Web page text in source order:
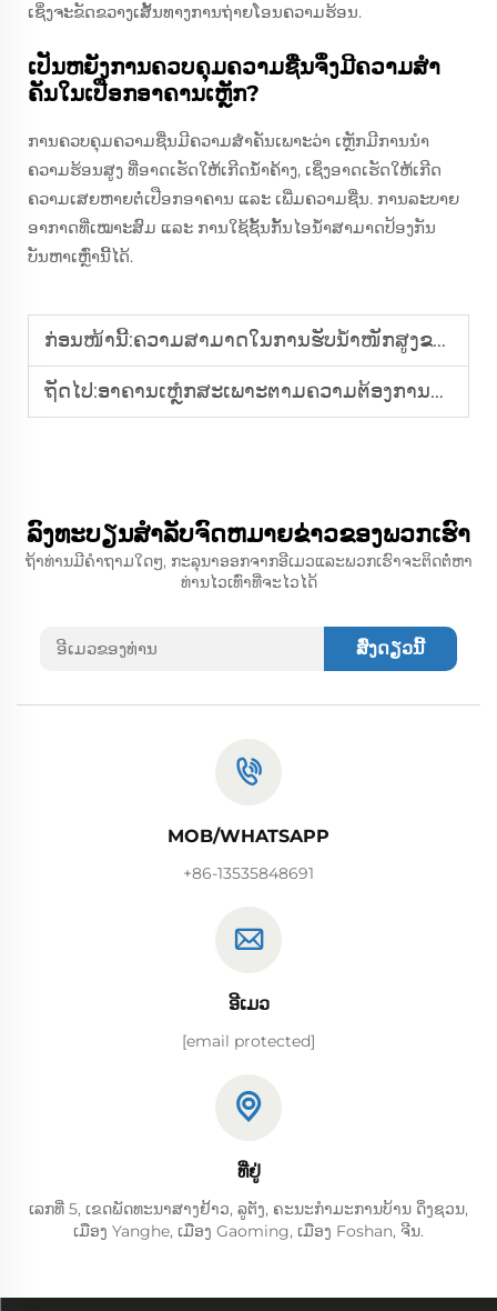
ເຊິ່ງຈະຂັດຂວາງເສັ້ນທາງການຖ່າຍໂອນຄວາມຮ້ອນ.
ເປັນຫຍັງການຄວບຄຸມຄວາມຊື່ນຈຶ່ງມີຄວາມສໍາ
ຄັນໃນເປືອກອາຄານເຫຼັກ?
ການຄວບຄຸມຄວາມຊື່ນມີຄວາມສໍາຄັນເພາະວ່າ ເຫຼັກມີການນໍາ
ຄວາມຮ້ອນສູງ ທີ່ອາດເຮັດໃຫ້ເກີດນ້ໍາຄ້າງ, ເຊິ່ງອາດເຮັດໃຫ້ເກີດ
ຄວາມເສຍຫາຍຕໍ່ເປືອກອາຄານ ແລະ ເພີ່ມຄວາມຊື່ນ. ການລະບາຍ
ອາກາດທີ່ເໝາະສົມ ແລະ ການໃຊ້ຊັ້ນກັ້ນໄອນ້ໍາສາມາດປ້ອງກັນ
ບັນຫາເຫຼົ່ານີ້ໄດ້.
ກ່ອນໜ້ານີ້:ຄວາມສາມາດໃນການຮັບນ້ຳໜັກສູງຂອງການກໍ່ສ້າງໂຄງປະກອບເຫຼັກ
ຖັດໄປ:ອາຄານເຫຼໍກສະເພາະຕາມຄວາມຕ້ອງການທີ່ມີປະສິດທິພາບດ້ານຕົ້ນທຶນ: ຄຸ້ມຄ່າກັບເງິນທີ່ຈ່າຍ
ລົງທະບຽນສໍາລັບຈົດຫມາຍຂ່າວຂອງພວກເຮົາ
ຖ້າທ່ານມີຄໍາຖາມໃດໆ, ກະລຸນາອອກຈາກອີເມວແລະພວກເຮົາຈະຕິດຕໍ່ຫາ
ທ່ານໄວເທົ່າທີ່ຈະໄວໄດ້
ສົ່ງດຽວນີ້
MOB/WHATSAPP
+86-13535848691
ອີເມວ
[email protected]
ທີ່ຢູ່
ເລກທີ່ 5, ເຂດພັດທະນາສາງຢ້າວ, ລູຕັງ, ຄະນະກຳມະການບ້ານ ດິ່ງຊວນ,
ເມືອງ Yanghe, ເມືອງ Gaoming, ເມືອງ Foshan, ຈີນ.